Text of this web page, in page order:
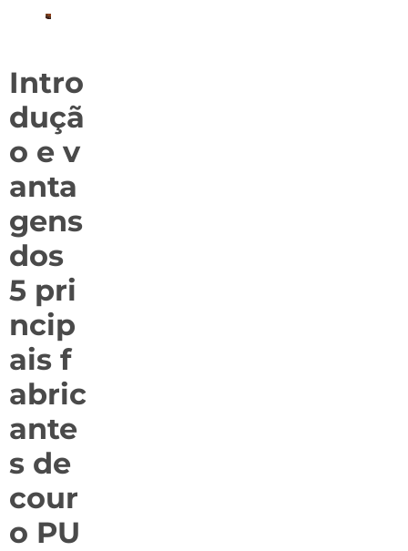
Intro
duçã
o e v
anta
gens
dos
5 pri
ncip
ais f
abric
ante
s de
cour
o PU